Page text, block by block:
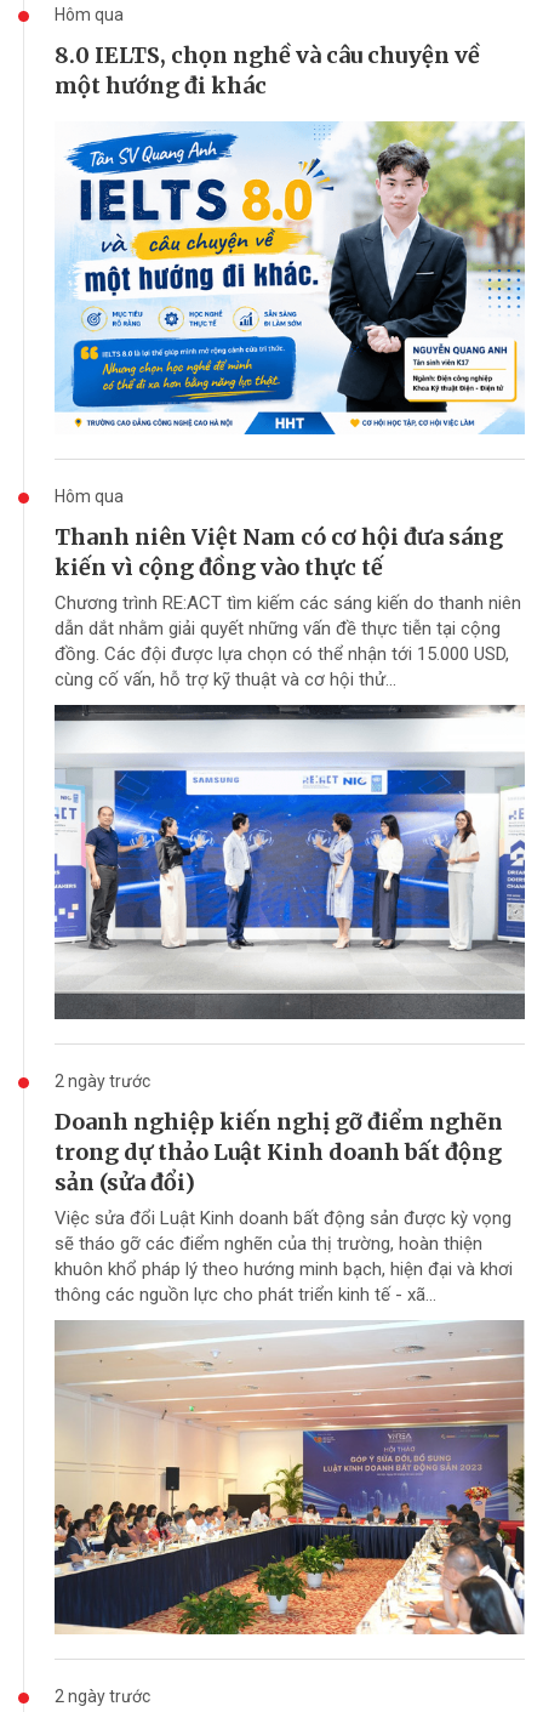
Hôm qua
8.0 IELTS, chọn nghề và câu chuyện về
một hướng đi khác
Hôm qua
Thanh niên Việt Nam có cơ hội đưa sáng
kiến vì cộng đồng vào thực tế
Chương trình RE:ACT tìm kiếm các sáng kiến do thanh niên
dẫn dắt nhằm giải quyết những vấn đề thực tiễn tại cộng
đồng. Các đội được lựa chọn có thể nhận tới 15.000 USD,
cùng cố vấn, hỗ trợ kỹ thuật và cơ hội thử...
2 ngày trước
Doanh nghiệp kiến nghị gỡ điểm nghẽn
trong dự thảo Luật Kinh doanh bất động
sản (sửa đổi)
Việc sửa đổi Luật Kinh doanh bất động sản được kỳ vọng
sẽ tháo gỡ các điểm nghẽn của thị trường, hoàn thiện
khuôn khổ pháp lý theo hướng minh bạch, hiện đại và khơi
thông các nguồn lực cho phát triển kinh tế - xã...
2 ngày trước